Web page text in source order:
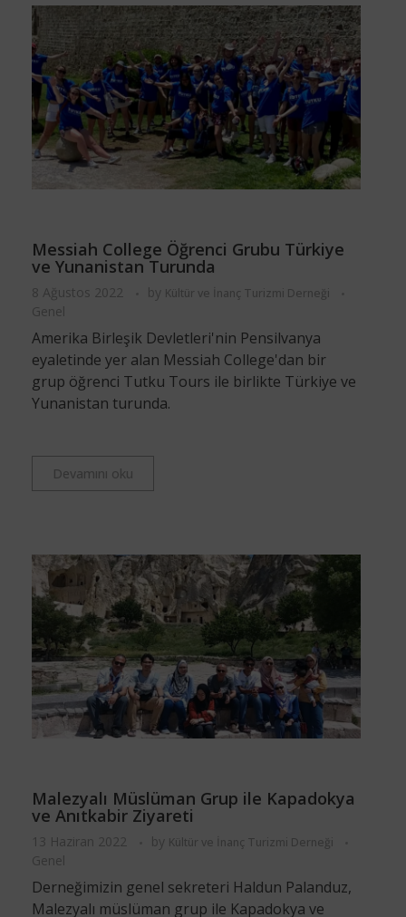
Messiah College Öğrenci Grubu Türkiye
ve Yunanistan Turunda
8 Ağustos 2022 by Kültür ve İnanç Turizmi Derneği
Genel
Amerika Birleşik Devletleri'nin Pensilvanya
eyaletinde yer alan Messiah College'dan bir
grup öğrenci Tutku Tours ile birlikte Türkiye ve
Yunanistan turunda.
Devamını oku
Malezyalı Müslüman Grup ile Kapadokya
ve Anıtkabir Ziyareti
13 Haziran 2022 by Kültür ve İnanç Turizmi Derneği
Genel
Derneğimizin genel sekreteri Haldun Palanduz,
Malezyalı müslüman grup ile Kapadokya ve